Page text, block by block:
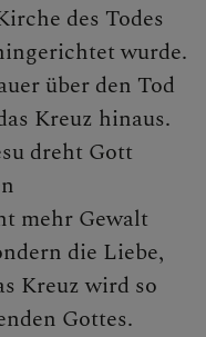
des Todes
wurde.
über den Tod
Kreuz hinaus.
dreht Gott
mehr Gewalt
die Liebe,
Kreuz wird so
Gottes.